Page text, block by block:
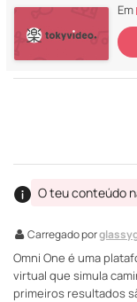
Em
Carregado por
O teu conteúdo
Omni One é uma
virtual que simula
primeiros resultados